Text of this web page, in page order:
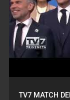
TV7 MATCH